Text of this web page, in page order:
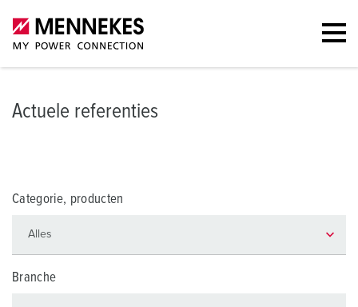
Actuele referenties
Categorie, producten
Branche